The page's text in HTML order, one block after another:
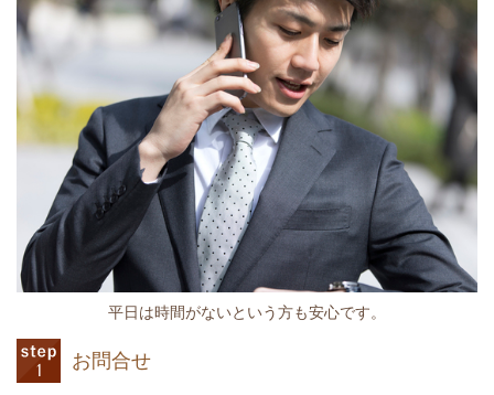
平日は時間がないという方も安心です。
お問合せ